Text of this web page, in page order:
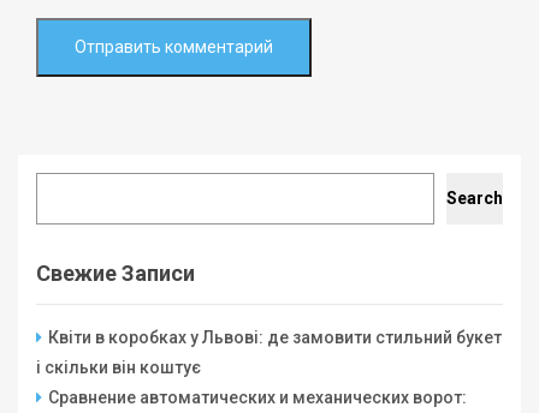
Search
Свежие Записи
Квіти в коробках у Львові: де замовити стильний букет
і скільки він коштує
Сравнение автоматических и механических ворот: